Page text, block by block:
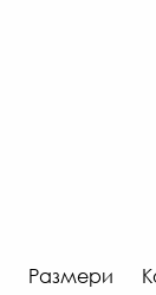
Размери